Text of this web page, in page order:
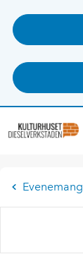
Evenemang